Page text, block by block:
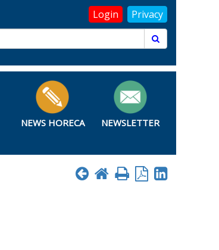
Login Privacy
NEWS HORECA NEWSLETTER